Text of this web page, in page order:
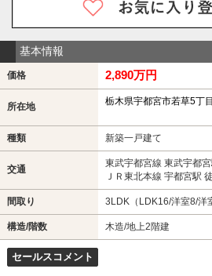
基本情報
価格 2,890万円
所在地 栃木県宇都宮市若草5丁目
種類 新築一戸建て
交通
東武宇都宮線 東武宇都
ＪＲ東北本線 宇都宮駅
間取り 3LDK（LDK16/洋室8/洋
構造/階数 木造/地上2階建
セールスコメント